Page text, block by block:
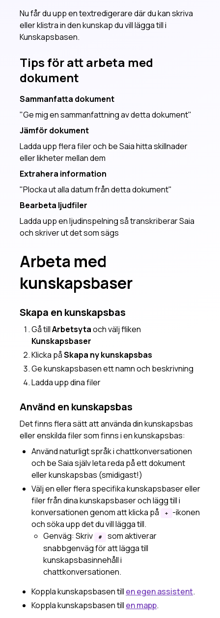
Nu får du upp en textredigerare där du kan skriva
eller klistra in den kunskap du vill lägga till i
Kunskapsbasen.
Tips för att arbeta med
dokument
Sammanfatta dokument
"Ge mig en sammanfattning av detta dokument"
Jämför dokument
Ladda upp flera filer och be Saia hitta skillnader
eller likheter mellan dem
Extrahera information
"Plocka ut alla datum från detta dokument"
Bearbeta ljudfiler
Ladda upp en ljudinspelning så transkriberar Saia
och skriver ut det som sägs
Arbeta med
kunskapsbaser
Skapa en kunskapsbas
Gå tillArbetsytaoch välj fliken
Kunskapsbaser
Klicka påSkapa ny kunskapsbas
Ge kunskapsbasen ett namn och beskrivning
Ladda upp dina filer
Använd en kunskapsbas
Det finns flera sätt att använda din kunskapsbas
eller enskilda filer som finns i en kunskapsbas:
Använd naturligt språk i chattkonversationen
och be Saia själv leta reda på ett dokument
eller kunskapsbas (smidigast!)
Välj en eller flera specifika kunskapsbaser eller
filer från dina kunskapsbaser och lägg till i
konversationen genom att klicka på
+
-ikonen
och söka upp det du vill lägga till.
Genväg: Skriv
#
som aktiverar
snabbgenväg för att lägga till
kunskapsbasinnehåll i
chattkonversationen.
Koppla kunskapsbasen till en egen assistent.
Koppla kunskapsbasen till en mapp.